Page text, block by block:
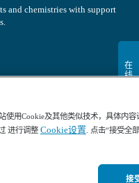
and chemistries with support
沪ICP备13034148号-4/
急管危经许[2023]201871
使用Cookie及其他类似技术，具体内
进行调整 Cookie设置. 点击“接受全
接